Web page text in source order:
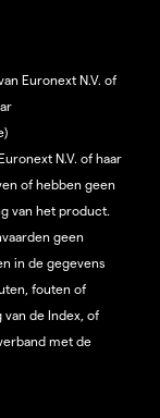
Euronext N.V. of
N.V. of haar
of hebben geen
van het product.
geen
in de gegevens
fouten of
de Index, of
met de